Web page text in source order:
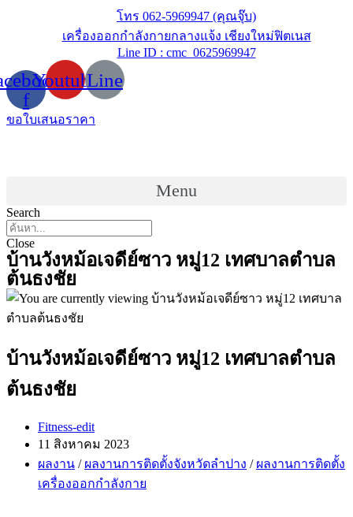
โทร 062-5969947 (คุณจุ๊บ)
เครื่องออกกำลังกายกลางแจ้ง เชียงใหม่ฟิตเนส
Line ID : cmc_0625969947
f
YoutubeLine
ขอใบเสนอราคา
Menu
Search
Close
บ้านวังหม้อเจดีย์ซาว หมู่12 เทศบาลตำบล
ต้นธงชัย
บ้านวังหม้อเจดีย์ซาว หมู่12 เทศบาลตำบล
ต้นธงชัย
Post
author:
Fitness-edit
Post
11 สิงหาคม 2023
Post
category:
ผลงาน / ผลงานการติดตั้งจังหวัดลำปาง / ผลงานการติดตั้ง
เครื่องออกกำลังกาย